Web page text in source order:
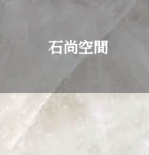
石尚空間